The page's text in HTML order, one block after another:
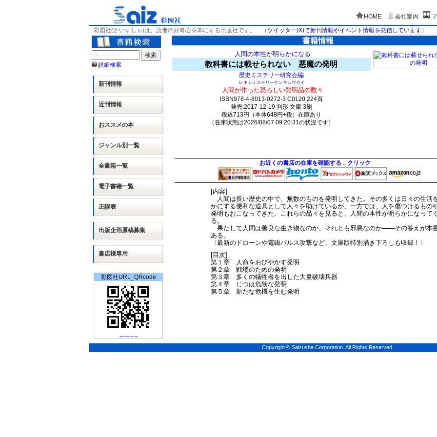
HOME 会社案内
彩図社(さいずしゃ)は、読者の好奇心を本にする出版社です。
（ ツイッター(X)で新刊情報やイベント情報を発信しています）
詳細検索
新刊情報
近刊情報
おススメの本
ジャンル別一覧
全書籍一覧
電子書籍一覧
正誤表
出版企画原稿募集
書店様専用
彩図社URL_QRcode
https://www.saiz.co.jp
書籍情報
人間の本性が明らかになる
教科書には載せられない 悪魔の発明
歴史ミステリー研究会編
レキシミステリーケンキュウカイ
人間が作った恐ろしい発明品の数々
ISBN978-4-8013-0272-3 C0120 224頁
発売:2017-12-19 判形:文庫 3刷
税込713円（本体648円+税）在庫あり
（在庫状態は2026/08/07 09:20:31の状況です）
お近くの書店の在庫を確認する←クリック
[内容]
人間は長い歴史の中で、無数のものを発明してきた。その多くは日々の生活
かにする便利な道具として人々を助けているが、一方では、人を傷つけるもの
発明もおこなってきた。これらの品々を見ると、人間の本性が明らかになって
る。
果たして人間は善良な生き物なのか、それとも邪悪なのか――その答えが本
ある。
〈最新のドローンや電磁パルス攻撃など、文庫版特別描き下ろしも収録！〉
[目次]
第１章 人命をおびやかす発明
第２章 戦場のための発明
第３章 多くの犠牲者を出した大量破壊兵器
第４章 じつは危険な発明
第５章 新たな危機を生む発明
Copyright © Saizusha Corporation. All Rights Reserved.